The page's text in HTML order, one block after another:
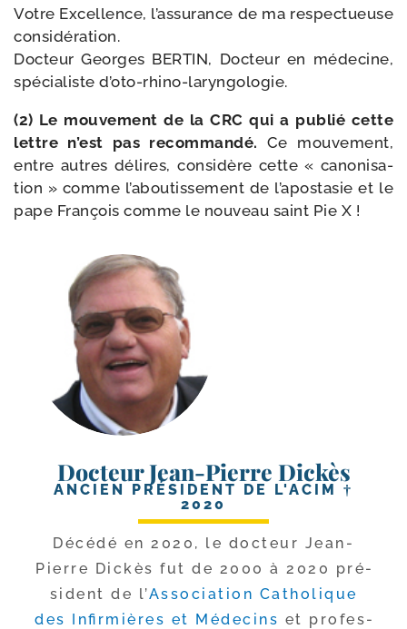
Votre Excellence, l’assurance de ma res­pec­tueuse
considération.
Docteur Georges BERTIN, Docteur en méde­cine,
spé­cia­liste d’oto-rhino-laryngologie.
(2) Le mou­ve­ment de la CRC qui a publié cette
lettre n’est pas recom­man­dé. Ce mou­ve­ment,
entre autres délires, consi­dère cette « cano­ni­sa­
tion » comme l’aboutissement de l’apostasie et le
pape François comme le nou­veau saint Pie X !
Docteur Jean-Pierre Dickès
ANCIEN PRÉSIDENT DE L'ACIM †
2020
Décédé en 2020, le doc­teur Jean-​
Pierre Dickès fut de 2000 à 2020 pré­
sident de l’Association Catholique
des Infirmières et Médecins et pro­fes­